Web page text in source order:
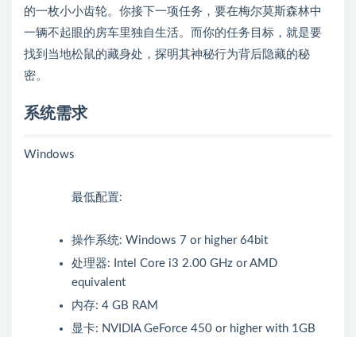
的一枚小小齿轮。你接下一项任务，要在梅尔莫斯森林中
一辆不起眼的房车里独自生活。而你的任务目标，就是要
找到当地松鼠的藏身处，探明其神秘行为背后隐藏的秘
密。
系统需求
Windows
最低配置:
操作系统: Windows 7 or higher 64bit
处理器: Intel Core i3 2.00 GHz or AMD
equivalent
内存: 4 GB RAM
显卡: NVIDIA GeForce 450 or higher with 1GB